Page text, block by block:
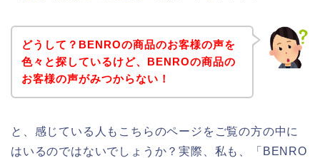
どうして？BENROの商品のお客様の声を
色々と探しているけど、BENROの商品の
お客様の声がみつからない！
と、感じている人もこちらのページをご覧の方の中に
はいるのではないでしょうか？実際、私も、「BENRO